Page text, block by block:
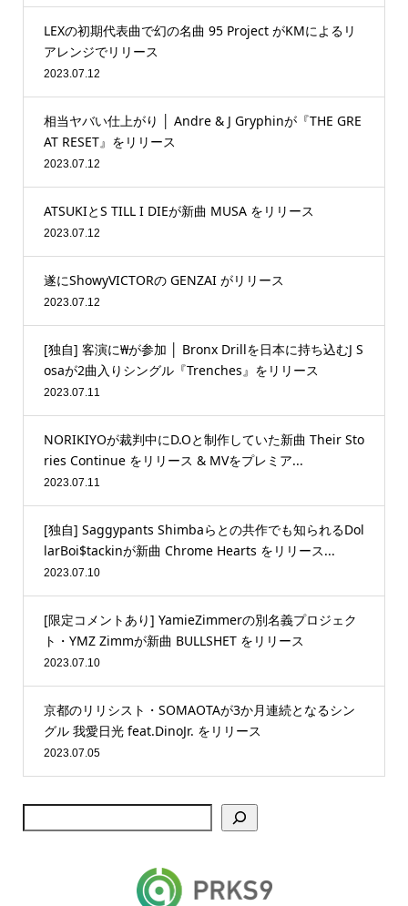
LEXの初期代表曲で幻の名曲 95 Project がKMによるリ
アレンジでリリース
2023.07.12
相当ヤバい仕上がり │ Andre & J Gryphinが『THE GRE
AT RESET』をリリース
2023.07.12
ATSUKIとS TILL I DIEが新曲 MUSA をリリース
2023.07.12
遂にShowyVICTORの GENZAI がリリース
2023.07.12
[独自] 客演に₩が参加 │ Bronx Drillを日本に持ち込むJ S
osaが2曲入りシングル『Trenches』をリリース
2023.07.11
NORIKIYOが裁判中にD.Oと制作していた新曲 Their Sto
ries Continue をリリース & MVをプレミア...
2023.07.11
[独自] Saggypants Shimbaらとの共作でも知られるDol
larBoi$tackinが新曲 Chrome Hearts をリリース...
2023.07.10
[限定コメントあり] YamieZimmerの別名義プロジェク
ト・YMZ Zimmが新曲 BULLSHET をリリース
2023.07.10
京都のリリシスト・SOMAOTAが3か月連続となるシン
グル 我愛日光 feat.DinoJr. をリリース
2023.07.05